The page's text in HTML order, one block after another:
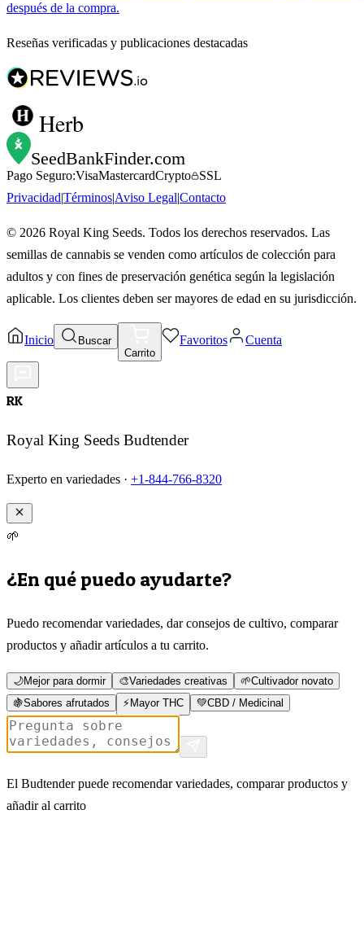
después de la compra.
Reseñas verificadas y publicaciones destacadas
Herb
SeedBankFinder.com
Pago Seguro:VisaMastercardCrypto
SSL
PrivacidadTérminosAviso LegalContacto
© 2026 Royal King Seeds. Todos los derechos reservados. Las
semillas de cannabis se venden como artículos de colección para
adultos y con fines de preservación genética según la legislación
aplicable. Los clientes deben ser mayores de edad en su jurisdicción.
Inicio
Buscar
Carrito
Favoritos Cuenta
RK
Royal King Seeds Budtender
Experto en variedades · +1-844-766-8320
🌱
¿En qué puedo ayudarte?
Puedo recomendar variedades, dar consejos de cultivo, comparar
productos y añadir artículos a tu carrito.
🌙Mejor para dormir 🎨Variedades creativas 🌱Cultivador novato
🍇Sabores afrutados ⚡Mayor THC 💚CBD / Medicinal
El Budtender puede recomendar variedades, comparar productos y
añadir al carrito